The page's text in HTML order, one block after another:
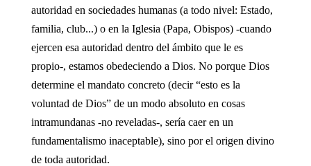
autoridad en sociedades humanas (a todo nivel: Estado,
familia, club...) o en la Iglesia (Papa, Obispos) -cuando
ejercen esa autoridad dentro del ámbito que le es
propio-, estamos obedeciendo a Dios. No porque Dios
determine el mandato concreto (decir “esto es la
voluntad de Dios” de un modo absoluto en cosas
intramundanas -no reveladas-, sería caer en un
fundamentalismo inaceptable), sino por el origen divino
de toda autoridad.